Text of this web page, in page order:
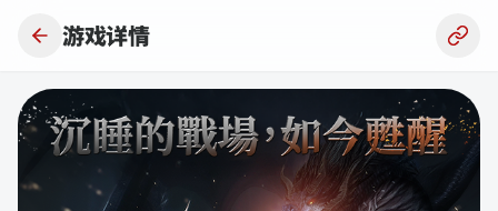
游戏详情